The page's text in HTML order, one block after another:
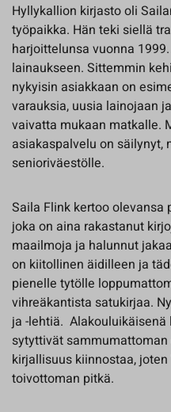
Hyllykallion kirjasto oli
työpaikka. Hän teki siellä
harjoittelunsa vuonna
lainaukseen. Sittemmin
nykyisin asiakkaan on
varauksia, uusia lainojaan
vaivatta mukaan matkalle.
asiakaspalvelu on säilynyt,
senioriväestölle.
Saila Flink kertoo
joka on aina rakastanut
maailmoja ja halunnut
on kiitollinen äidilleen ja
pienelle tytölle
vihreäkantista satukirjaa.
ja -lehtiä.
sytyttivät
kirjallisuus kiinnostaa,
toivottoman pitkä.